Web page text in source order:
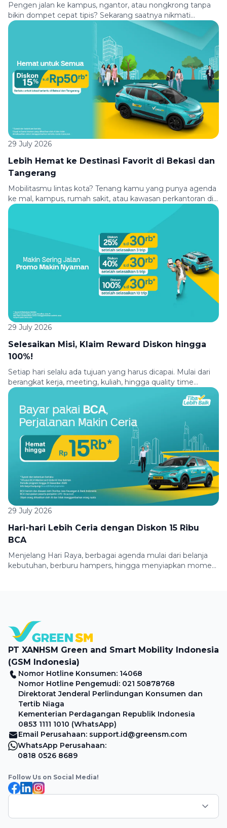
Pengen jalan ke kampus, ngantor, atau nongkrong tanpa
bikin dompet cepat tipis? Sekarang saatnya nikmati
perjalanan yang lebih hemat bareng Green SM dan
allobank. Bayar pakai Virtual Debit Card atau QRIS allobank,
dapatkan diskon Rp10.000 untuk perjalananmu. Berangkat
kuliah, kerja, atau aktivitas padat lainnya bisa kamu mulai
dengan nyaman, hemat, dan praktis. Syarat & Ketentuan
[…]
29 July 2026
Lebih Hemat ke Destinasi Favorit di Bekasi dan
Tangerang
Mobilitasmu lintas kota? Tenang kamu yang punya agenda
ke mal, kampus, rumah sakit, atau kawasan perkantoran di
Bekasi dan Tangerang, sekarang perjalananmu jadi lebih
menggunakan Green SM. Baik untuk berangkat kerja,
kuliah, belanja, meeting, maupun kontrol kesehatan, Green
SM siap mengantarkanmu […]
29 July 2026
Selesaikan Misi, Klaim Reward Diskon hingga
100%!
Setiap hari selalu ada tujuan yang harus dicapai. Mulai dari
berangkat kerja, meeting, kuliah, hingga quality time
bersama teman atau keluarga, semuanya membutuhkan
perjalanan yang nyaman. Biar setiap perjalanan jadi makin
seru, Green SM menghadirkan promo pilihan. Makin sering
kamu jalan bareng Green SM, makin nyaman promo yang
kamu dapatkan. Cukup selesaikan misi perjalananmu dan
29 July 2026
Hari-hari Lebih Ceria dengan Diskon 15 Ribu
BCA
Menjelang Hari Raya, berbagai agenda mulai dari belanja
kebutuhan, berburu hampers, hingga menyiapkan momen
BCA Credit Card Mastercard Globe dan BCA Credit […]
PT XANHSM Green and Smart Mobility Indonesia
(GSM Indonesia)
Nomor Hotline Konsumen: 14068
Nomor Hotline Pengemudi: 021 50878768
Direktorat Jenderal Perlindungan Konsumen dan
Tertib Niaga
Kementerian Perdagangan Republik Indonesia
0853 1111 1010 (WhatsApp)
Email Perusahaan: support.id@greensm.com
WhatsApp Perusahaan:
0818 0526 8689
Follow Us on Social Media!